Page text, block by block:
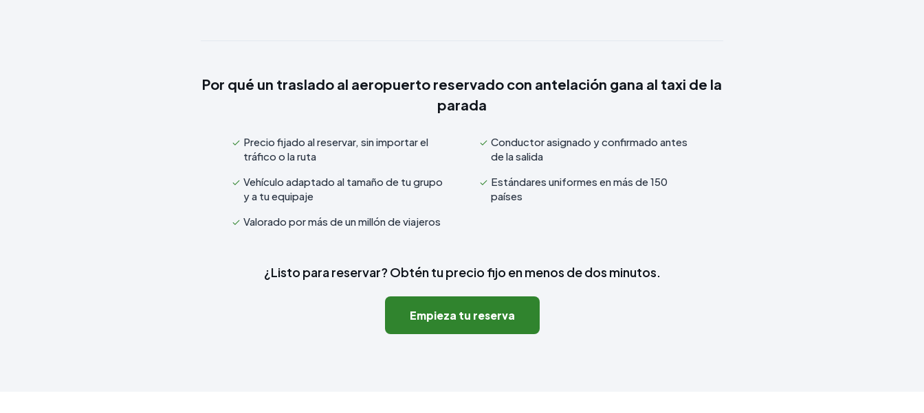
Por qué un traslado al aeropuerto reservado con antelación gana al taxi de la
parada
Precio fijado al reservar, sin importar el
tráfico o la ruta
Conductor asignado y confirmado antes
de la salida
Vehículo adaptado al tamaño de tu grupo
y a tu equipaje
Estándares uniformes en más de 150
países
Valorado por más de un millón de viajeros
¿Listo para reservar? Obtén tu precio fijo en menos de dos minutos.
Empieza tu reserva